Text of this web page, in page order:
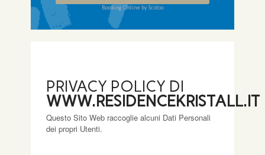
Booking Online by Scidoo
PRIVACY POLICY DI
WWW.RESIDENCEKRISTALL.IT
Questo Sito Web raccoglie alcuni Dati Personali
dei propri Utenti.